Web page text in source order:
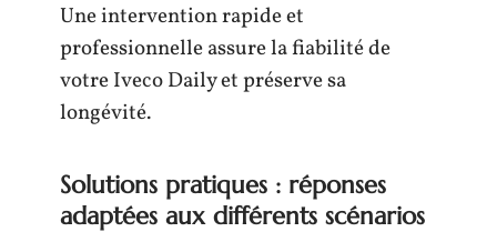
Une intervention rapide et
professionnelle assure la fiabilité de
votre Iveco Daily et préserve sa
longévité.
Solutions pratiques : réponses
adaptées aux différents scénarios